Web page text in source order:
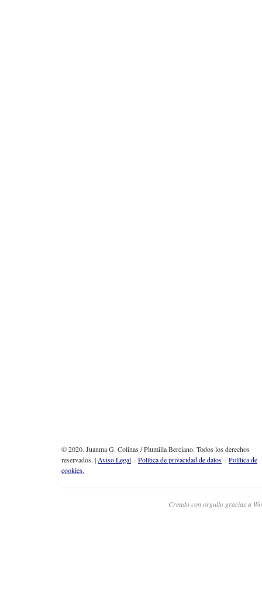
© 2020. Juanma G. Colinas / Plumilla Berciano. Todos los derechos
reservados. |Aviso Legal–Política de privacidad de datos–Política de
cookies.
Creado con orgullo gracias a